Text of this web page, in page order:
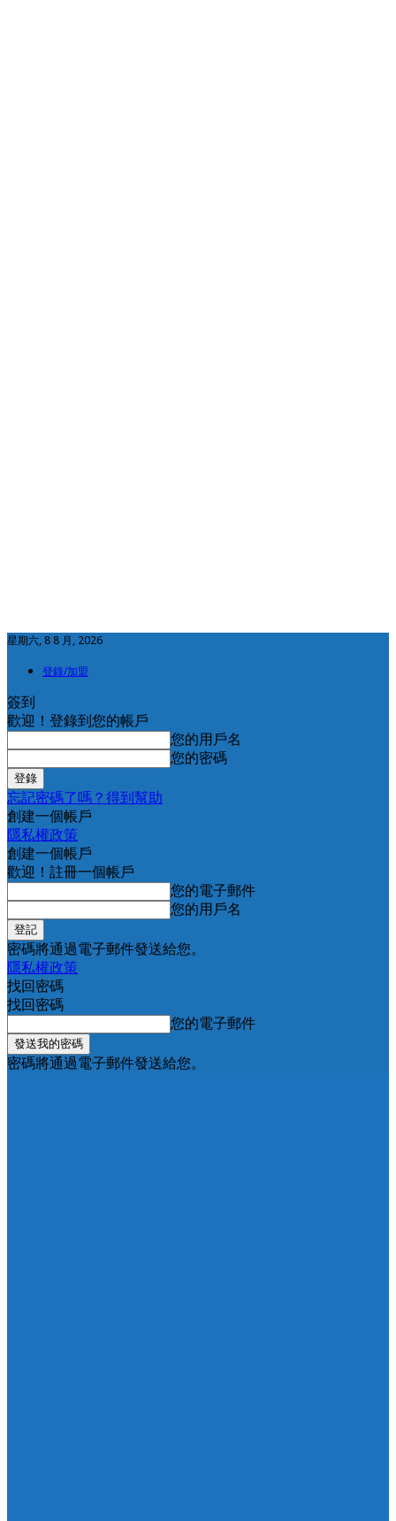
星期六, 8 8 月, 2026
登錄/加盟
簽到
歡迎！登錄到您的帳戶
您的用戶名
您的密碼
忘記密碼了嗎？得到幫助
創建一個帳戶
隱私權政策
創建一個帳戶
歡迎！註冊一個帳戶
您的電子郵件
您的用戶名
密碼將通過電子郵件發送給您。
隱私權政策
找回密碼
找回密碼
您的電子郵件
密碼將通過電子郵件發送給您。